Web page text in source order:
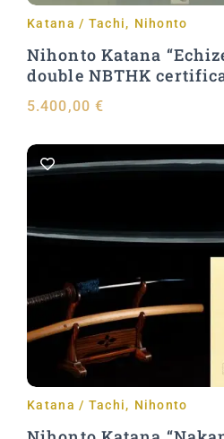
Katana / Tachi, Nihonto
Nihonto Katana
double NBTHK
5.400,00 €
Aggiungi al
Katana / Tachi, Nihonto